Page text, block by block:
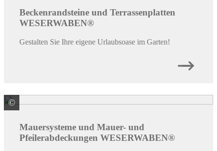
Beckenrandsteine und Terrassenplatten
WESERWABEN®
Gestalten Sie Ihre eigene Urlaubsoase im Garten!
© WESER Bauelemente-Werk GmbH WESERWABEN
Mauersysteme und Mauer- und
Pfeilerabdeckungen WESERWABEN®